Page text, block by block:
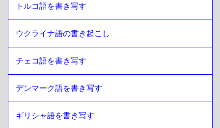
トルコ語を書き写す
ウクライナ語の書き起こし
チェコ語を書き写す
デンマーク語を書き写す
ギリシャ語を書き写す